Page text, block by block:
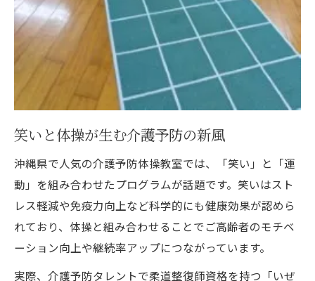
笑いと体操が生む介護予防の新風
沖縄県で人気の介護予防体操教室では、「笑い」と「運
動」を組み合わせたプログラムが話題です。笑いはスト
レス軽減や免疫力向上など科学的にも健康効果が認めら
れており、体操と組み合わせることでご高齢者のモチベ
ーション向上や継続率アップにつながっています。
実際、介護予防タレントで柔道整復師資格を持つ「いぜ